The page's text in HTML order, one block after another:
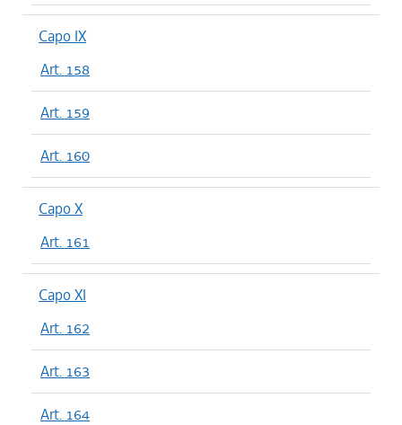
Capo IX
Art. 158
Art. 159
Art. 160
Capo X
Art. 161
Capo XI
Art. 162
Art. 163
Art. 164